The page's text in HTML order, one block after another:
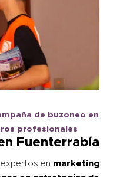
de buzoneo en
profesionales
Fuenterrabía
en marketing